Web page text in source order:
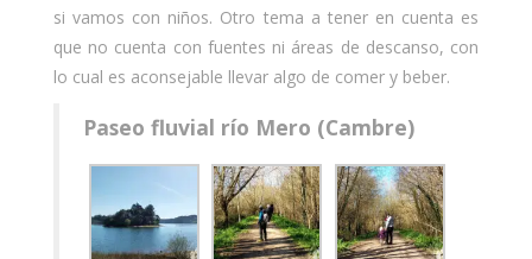
si vamos con niños. Otro tema a tener en cuenta es
que no cuenta con fuentes ni áreas de descanso, con
lo cual es aconsejable llevar algo de comer y beber.
Paseo fluvial río Mero (Cambre)